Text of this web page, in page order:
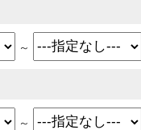
～
～